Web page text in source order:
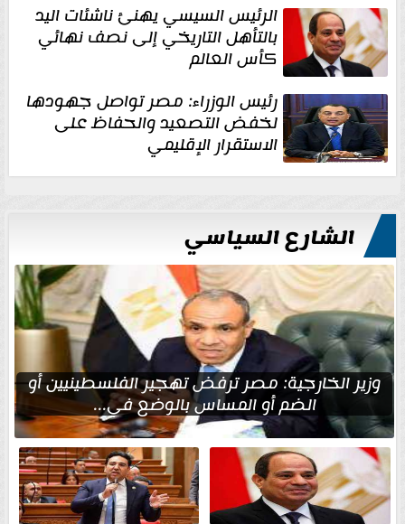
الرئيس السيسي يهنئ ناشئات اليد
بالتأهل التاريخي إلى نصف نهائي
كأس العالم
رئيس الوزراء: مصر تواصل جهودها
لخفض التصعيد والحفاظ على
الاستقرار الإقليمي
الشارع السياسي
وزير الخارجية: مصر ترفض تهجير الفلسطينيين أو
الضم أو المساس بالوضع في...